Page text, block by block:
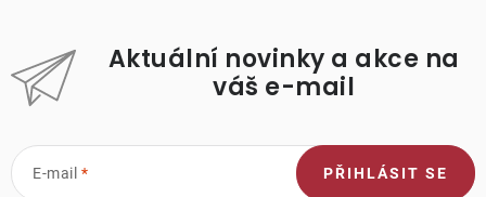
Aktuální novinky a akce na
váš e-mail
E-mail PŘIHLÁSIT SE